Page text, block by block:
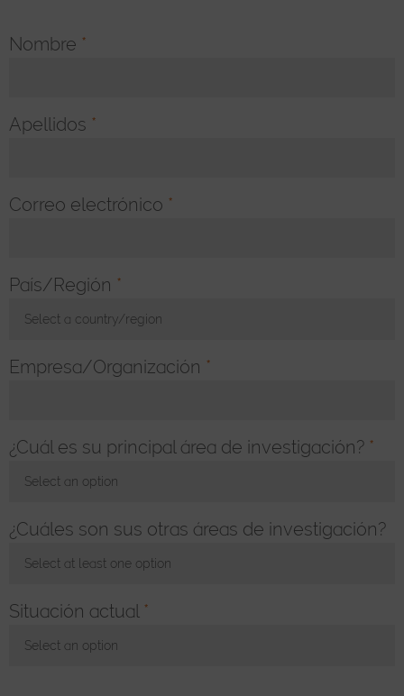
Nombre *
Apellidos *
Correo electrónico *
País/Región *
Select a country/region
Empresa/Organización *
¿Cuál es su principal área de investigación? *
Select an option
¿Cuáles son sus otras áreas de investigación?
Select at least one option
Situación actual *
Select an option